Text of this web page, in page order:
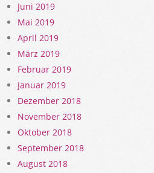
Juni 2019
Mai 2019
April 2019
März 2019
Februar 2019
Januar 2019
Dezember 2018
November 2018
Oktober 2018
September 2018
August 2018